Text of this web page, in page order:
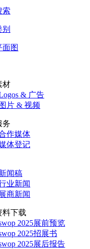
索
面图
材
& 广告
图片 & 视频
务
作媒体
体登记
闻稿
业新闻
展商新闻
料下载
2025展前预览
2025招展书
2025展后报告